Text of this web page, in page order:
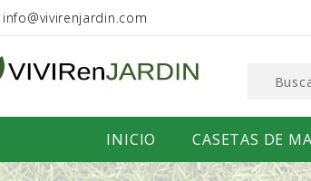
info@vivirenjardin.com
INICIO CASETAS DE